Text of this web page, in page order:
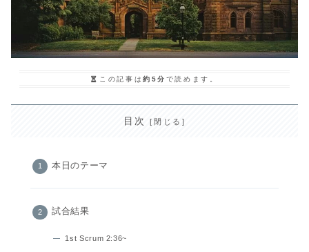
この記事は約5分 で読めます。
目次
本日のテーマ
試合結果
1st Scrum 2:36~